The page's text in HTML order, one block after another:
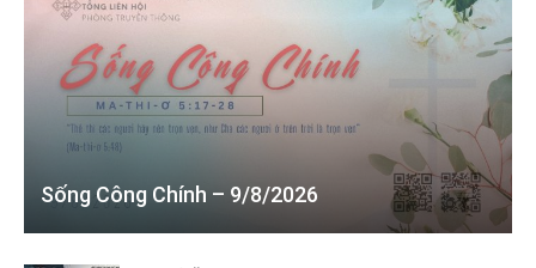
Sống Công Chính – 9/8/2026